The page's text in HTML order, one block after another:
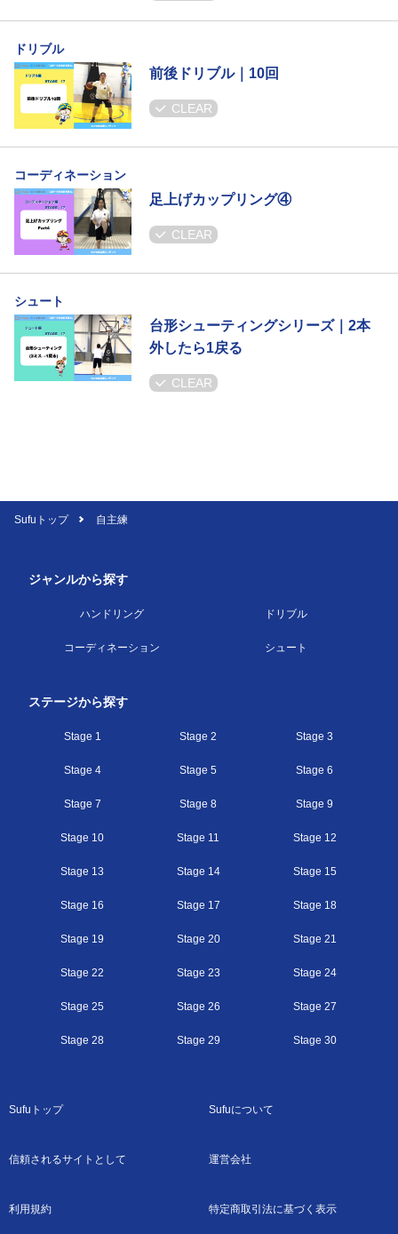
ドリブル
前後ドリブル｜10回
CLEAR
コーディネーション
足上げカップリング④
CLEAR
シュート
台形シューティングシリーズ｜2本
外したら1戻る
CLEAR
Sufuトップ 自主練
ジャンルから探す
ハンドリング ドリブル
コーディネーション シュート
ステージから探す
Stage 1 Stage 2 Stage 3
Stage 4 Stage 5 Stage 6
Stage 7 Stage 8 Stage 9
Stage 10 Stage 11 Stage 12
Stage 13 Stage 14 Stage 15
Stage 16 Stage 17 Stage 18
Stage 19 Stage 20 Stage 21
Stage 22 Stage 23 Stage 24
Stage 25 Stage 26 Stage 27
Stage 28 Stage 29 Stage 30
Sufuトップ Sufuについて
信頼されるサイトとして 運営会社
利用規約 特定商取引法に基づく表示